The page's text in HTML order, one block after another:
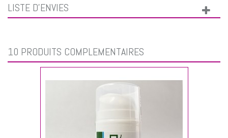
LISTE D'ENVIES
10 PRODUITS COMPLÉMENTAIRES